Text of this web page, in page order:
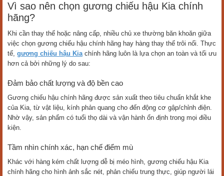
Vì sao nên chọn gương chiếu hậu Kia chính
hãng?
Khi cần thay thế hoặc nâng cấp, nhiều chủ xe thường băn khoăn giữa
việc chọn gương chiếu hậu chính hãng hay hàng thay thế trôi nổi. Thực
tế, gương chiếu hậu Kiachính hãng luôn là lựa chọn an toàn và tối ưu
hơn cả bởi những lý do sau:
Đảm bảo chất lượng và độ bền cao
Gương chiếu hậu chính hãng được sản xuất theo tiêu chuẩn khắt khe
của Kia, từ vật liệu, kính phản quang cho đến động cơ gập/chỉnh điện.
Nhờ vậy, sản phẩm có tuổi thọ dài và vận hành ổn định trong mọi điều
kiện.
Tầm nhìn chính xác, hạn chế điểm mù
Khác với hàng kém chất lượng dễ bị méo hình, gương chiếu hậu Kia
chính hãng cho hình ảnh sắc nét, phản chiếu trung thực, giúp người lái